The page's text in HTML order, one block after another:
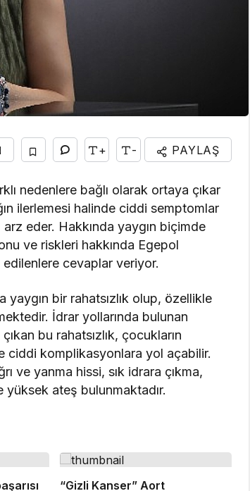
+ - PAYLAŞ
nedenlere bağlı olarak ortaya çıkar
ilerlemesi halinde ciddi semptomlar
eder. Hakkında yaygın biçimde
ve riskleri hakkında Egepol
cevaplar veriyor.
bir rahatsızlık olup, özellikle
İdrar yollarında bulunan
bu rahatsızlık, çocukların
ciddi komplikasyonlara yol açabilir.
ve yanma hissi, sık idrara çıkma,
yüksek ateş bulunmaktadır.
“Gizli Kanser” Aort